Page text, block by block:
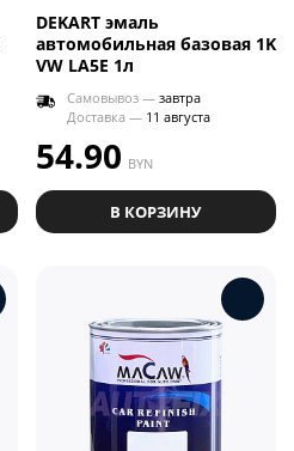
DEKART эмаль
автомобильная базовая 1K
VW LA5E 1л
Самовывоз — завтра
Доставка — 11 августа
54.90 BYN
В КОРЗИНУ